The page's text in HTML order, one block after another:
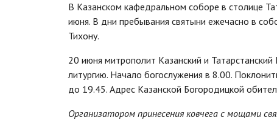
В Казанском кафедральном соборе в столице
июня. В дни пребывания святыни ежечасно в
Тихону.
20 июня митрополит Казанский и
литургию. Начало богослужения в 8.00.
до 19.45. Адрес Казанской Богородицкой
Организатором принесения ковчега с мощами